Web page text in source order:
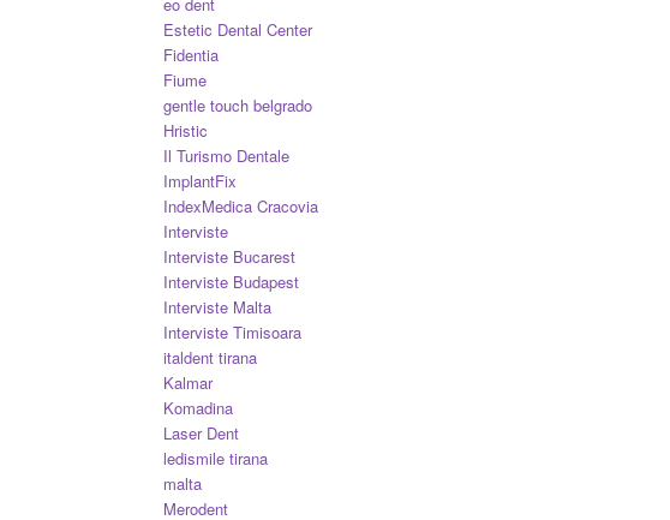
Estetic Dental Center
Fidentia
Fiume
gentle touch belgrado
Hristic
Il Turismo Dentale
ImplantFix
IndexMedica Cracovia
Interviste
Interviste Bucarest
Interviste Budapest
Interviste Malta
Interviste Timisoara
italdent tirana
Kalmar
Komadina
Laser Dent
ledismile tirana
malta
Merodent